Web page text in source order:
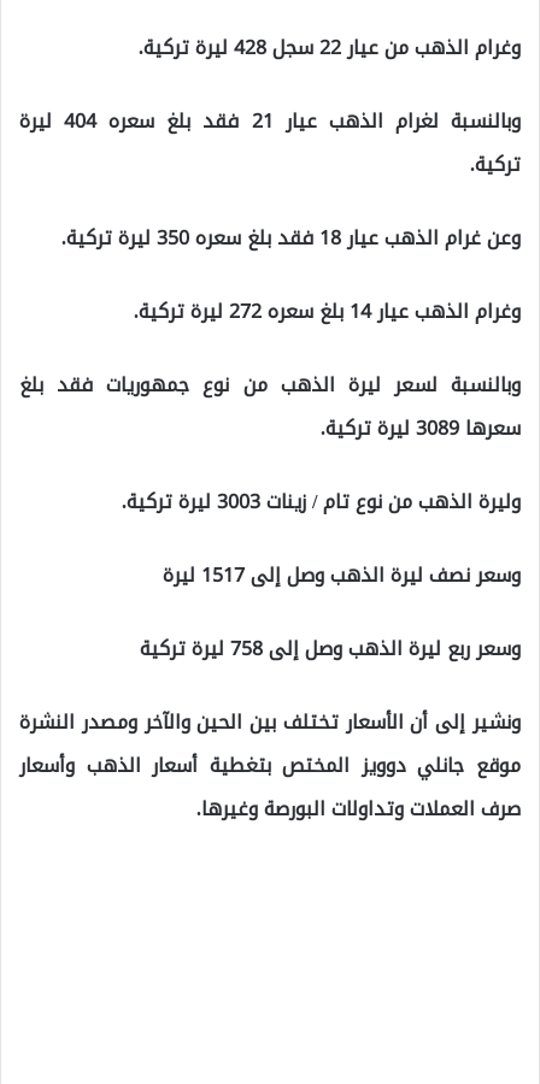
وغرام الذهب من عيار 22 سجل 428 ليرة تركية.
وبالنسبة لغرام الذهب عيار 21 فقد بلغ سعره 404 ليرة
تركية.
وعن غرام الذهب عيار 18 فقد بلغ سعره 350 ليرة تركية.
وغرام الذهب عيار 14 بلغ سعره 272 ليرة تركية.
وبالنسبة لسعر ليرة الذهب من نوع جمهوريات فقد بلغ
سعرها 3089 ليرة تركية.
وليرة الذهب من نوع تام / زينات 3003 ليرة تركية.
وسعر نصف ليرة الذهب وصل إلى 1517 ليرة
وسعر ربع ليرة الذهب وصل إلى 758 ليرة تركية
ونشير إلى أن الأسعار تختلف بين الحين والآخر ومصدر النشرة
موقع جانلي دوويز المختص بتغطية أسعار الذهب وأسعار
صرف العملات وتداولات البورصة وغيرها.